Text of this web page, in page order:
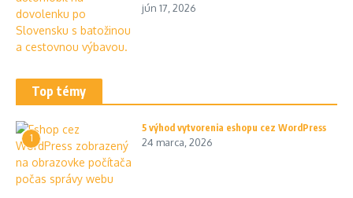
jún 17, 2026
Top témy
1
5 výhod vytvorenia eshopu cez WordPress
24 marca, 2026